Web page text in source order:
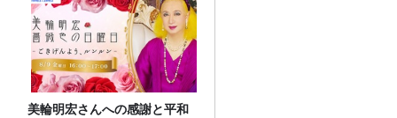
美輪明宏さんへの感謝と平和